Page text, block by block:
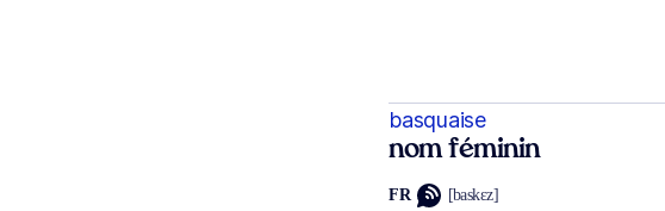
basquaise
nom féminin
FR [baskɛz]